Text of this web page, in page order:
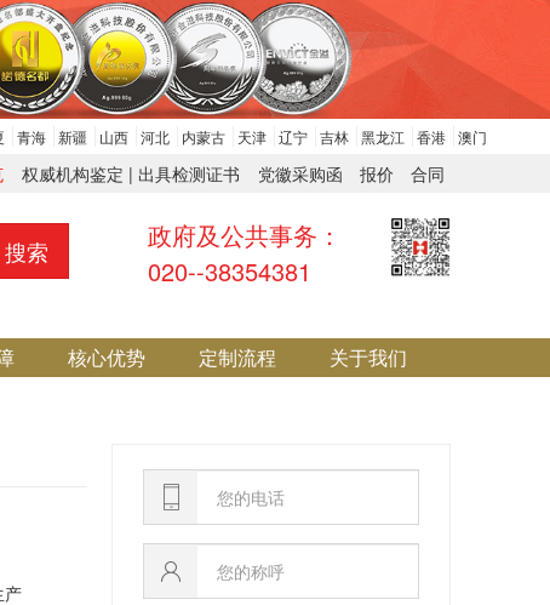
青海 新疆 山西 河北 内蒙古 天津 辽宁 吉林 黑龙江 香港 澳门
党徽采购函 报价 合同
权威机构鉴定 | 出具检测证书
搜索
政府及公共事务：
020--38354381
核心优势 定制流程 关于我们
产